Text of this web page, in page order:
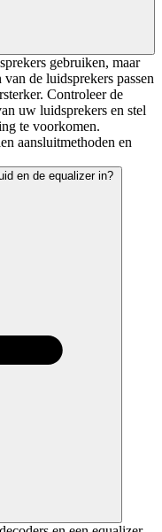
gebruiken, maar
de luidsprekers passen
Controleer de
uw luidsprekers en stel
te voorkomen.
aansluitmethoden en
en de equalizer in?